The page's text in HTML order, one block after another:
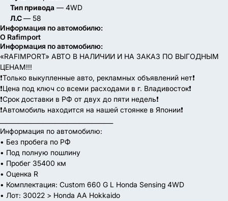
Тип привода — 4WD
Л.С— 58
Информация по автомобилю:
О Rafimport
Информация по автомобилю:
«RAFIMPORT» АВТО В НАЛИЧИИ И НА ЗАКАЗ ПО ВЫГОДНЫМ
ЦЕНАМ!!!
❗️Только выкупленные авто, рекламных объявлений нет❗️
❗️Цена под ключ со всеми расходами в г. Владивосток❗️
❗️Срок доставки в РФ от двух до пяти недель❗️
❗️Автомобиль находится на нашей стоянке в Японии❗️
Информация по автомобилю:
• Без пробега по РФ
• Под полную пошлину
• Пробег 35400 км
• Оценка R
• Комплектация: Custom 660 G L Honda Sensing 4WD
• Лот: 30022 > Honda AA Hokkaido